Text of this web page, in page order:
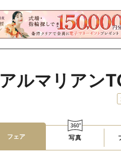
アルマリアン
フェア 写真